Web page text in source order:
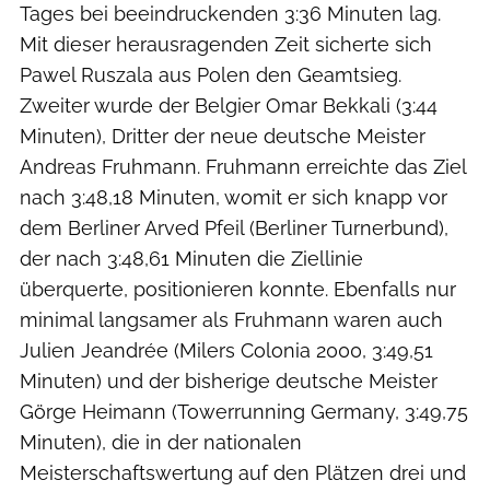
Tages bei beeindruckenden 3:36 Minuten lag.
Mit dieser herausragenden Zeit sicherte sich
Pawel Ruszala aus Polen den Geamtsieg.
Zweiter wurde der Belgier Omar Bekkali (3:44
Minuten), Dritter der neue deutsche Meister
Andreas Fruhmann. Fruhmann erreichte das Ziel
nach 3:48,18 Minuten, womit er sich knapp vor
dem Berliner Arved Pfeil (Berliner Turnerbund),
der nach 3:48,61 Minuten die Ziellinie
überquerte, positionieren konnte. Ebenfalls nur
minimal langsamer als Fruhmann waren auch
Julien Jeandrée (Milers Colonia 2000, 3:49,51
Minuten) und der bisherige deutsche Meister
Görge Heimann (Towerrunning Germany, 3:49,75
Minuten), die in der nationalen
Meisterschaftswertung auf den Plätzen drei und